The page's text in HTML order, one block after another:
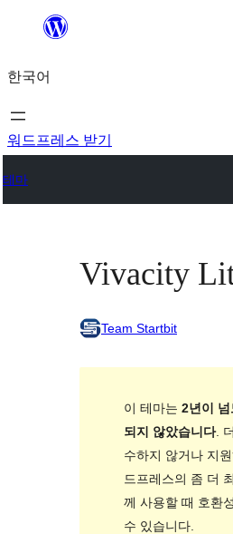
츠
로
바
가
한국어
워드프레스 받기
테마
Vivacity
Team Startbit
이 테마는 2년이
되지 않았습니다.
수하지 않거나 지
드프레스의 좀 더
께 사용할 때 호환
수 있습니다.